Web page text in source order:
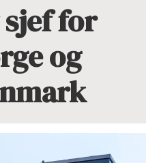
sjef for
og